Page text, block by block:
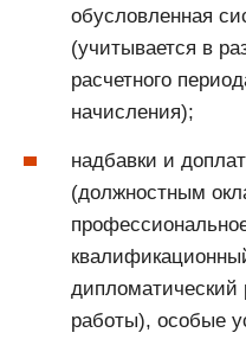
обусловленная
(учитывается в
расчетного
начисления);
надбавки и
(должностным
дипломатический
работы), особые